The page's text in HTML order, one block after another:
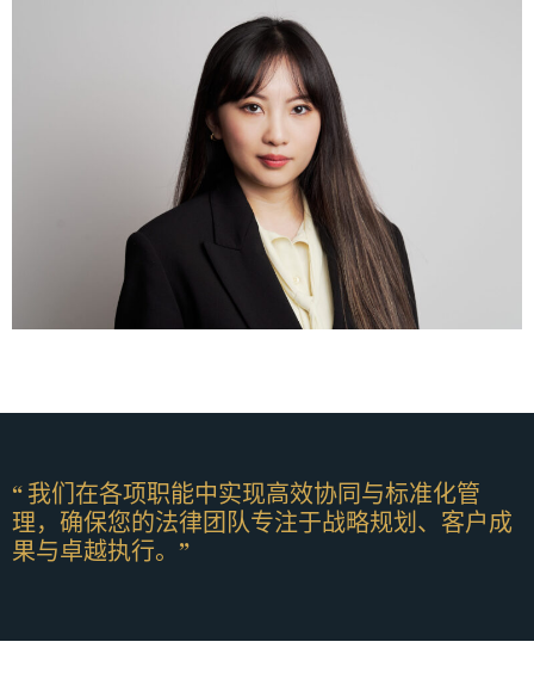
“ 我们在各项职能中实现高效协同与标准化管
理，确保您的法律团队专注于战略规划、客户成
果与卓越执行。”